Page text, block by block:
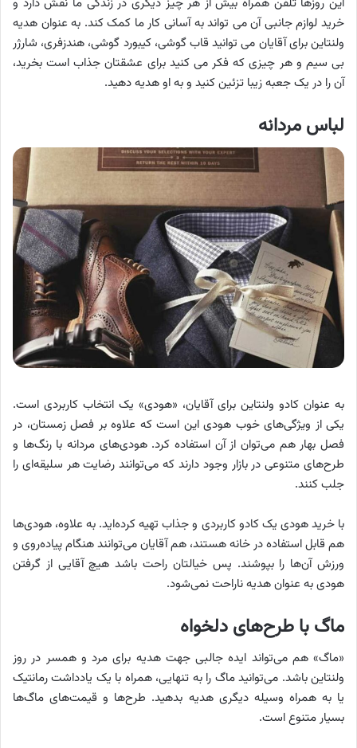
خرید لوازم جانبی آن می تواند به آسانی کار ما کمک کند. به عنوان هدیه
ولنتاین برای آقایان می توانید قاب گوشی، کیبورد گوشی، هندزفری، شارژر
بی سیم و هر چیزی که فکر می کنید برای عشقتان جذاب است بخرید،
آن را در یک جعبه زیبا تزئین کنید و به او هدیه دهید.
لباس مردانه
به عنوان کادو ولنتاین برای آقایان، «هودی» یک انتخاب کاربردی است.
یکی از ویژگی‌های خوب هودی‌ این است که علاوه‌ بر فصل زمستان، در
فصل بهار هم می‌توان از آن استفاده کرد. هودی‌های مردانه با رنگ‌ها و
طرح‌های متنوعی در بازار وجود دارند که می‌توانند رضایت هر سلیقه‌ای را
جلب کنند.
با خرید هودی یک کادو کاربردی و جذاب تهیه کرده‌اید. به‌ علاوه، هودی‌ها
هم قابل استفاده در خانه هستند، هم آقایان می‌توانند هنگام پیاده‌روی و
ورزش آن‌ها را بپوشند. پس خیالتان راحت باشد هیچ آقایی از گرفتن
هودی به عنوان هدیه ناراحت نمی‌شود.
ماگ با طرح‌های دلخواه
«ماگ» هم می‌تواند ایده‌ جالبی جهت هدیه‌ برای مرد و همسر در روز
ولنتاین باشد. می‌توانید ماگ را به‌ تنهایی، همراه با یک یادداشت رمانتیک
یا به همراه وسیله‌ دیگری هدیه بدهید. طرح‌ها و قیمت‌های ماگ‌ها
بسیار متنوع است.